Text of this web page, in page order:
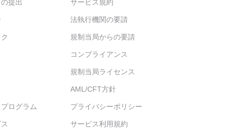
提出
ログラム
サービス規約
法執行機関の要請
規制当局からの要請
コンプライアンス
規制当局ライセンス
AML/CFT方針
プライバシーポリシー
サービス利用規約